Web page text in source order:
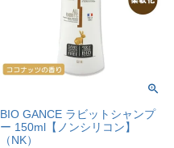
BIO GANCE ラビットシャンプ
ー 150ml【ノンシリコン】
（NK）